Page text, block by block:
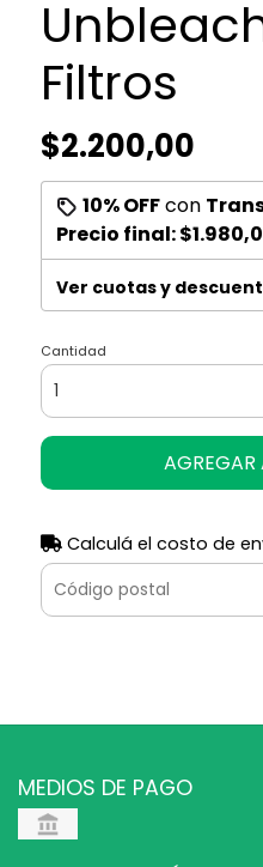
Filtros
$2.200,00
10% OFFcon
Precio final:
Ver cuotas y
Cantidad
AGREGAR
Calculá el costo de
MEDIOS DE PAGO